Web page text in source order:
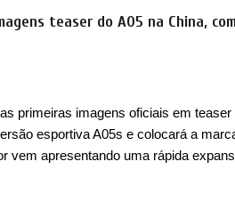
teaser do A05 na China,
primeiras imagens oficiais em teaser
esportiva A05s e colocará a
vem apresentando uma rápida
à sua linha. Posicionado entre o T03 e